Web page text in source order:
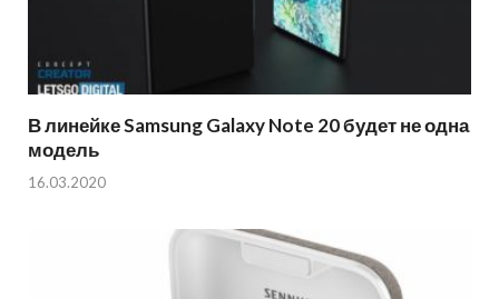
В линейке Samsung Galaxy Note 20 будет не одна
модель
16.03.2020